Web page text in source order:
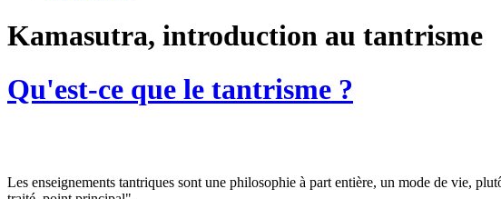
Kamasutra, introduction au tantrisme
Qu'est-ce que le tantrisme ?
Les enseignements tantriques sont une philosophie à part entière, un mode de vie,